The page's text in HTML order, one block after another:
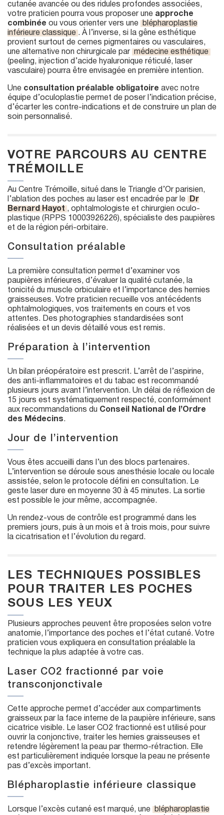
cutanée avancée ou des ridules profondes associées,
votre praticien pourra vous proposer une approche
combinée ou vous orienter vers une
blépharoplastie
inférieure classique . À l’inverse, si la gêne esthétique
provient surtout de cernes pigmentaires ou vasculaires,
une alternative non chirurgicale par médecine esthétique
(peeling, injection d’acide hyaluronique réticulé, laser
vasculaire) pourra être envisagée en première intention.
Une consultation préalable obligatoire avec notre
équipe d’oculoplastie permet de poser l’indication précise,
d’écarter les contre-indications et de construire un plan de
soin personnalisé.
VOTRE PARCOURS AU CENTRE
TRÉMOILLE
Au Centre Trémoille, situé dans le Triangle d’Or parisien,
l’ablation des poches au laser est encadrée par le
Dr
Bernard Hayot , ophtalmologiste et chirurgien oculo-
plastique (RPPS 10003926226), spécialiste des paupières
et de la région péri-orbitaire.
Consultation préalable
La première consultation permet d’examiner vos
paupières inférieures, d’évaluer la qualité cutanée, la
tonicité du muscle orbiculaire et l’importance des hernies
graisseuses. Votre praticien recueille vos antécédents
ophtalmologiques, vos traitements en cours et vos
attentes. Des photographies standardisées sont
réalisées et un devis détaillé vous est remis.
Préparation à l’intervention
Un bilan préopératoire est prescrit. L’arrêt de l’aspirine,
des anti-inflammatoires et du tabac est recommandé
plusieurs jours avant l’intervention. Un délai de réflexion de
15 jours est systématiquement respecté, conformément
aux recommandations du Conseil National de l’Ordre
des Médecins.
Jour de l’intervention
Vous êtes accueilli dans l’un des blocs partenaires.
L’intervention se déroule sous anesthésie locale ou locale
assistée, selon le protocole défini en consultation. Le
geste laser dure en moyenne 30 à 45 minutes. La sortie
est possible le jour même, accompagnée.
Un rendez-vous de contrôle est programmé dans les
premiers jours, puis à un mois et à trois mois, pour suivre
la cicatrisation et l’évolution du regard.
LES TECHNIQUES POSSIBLES
POUR TRAITER LES POCHES
SOUS LES YEUX
Plusieurs approches peuvent être proposées selon votre
anatomie, l’importance des poches et l’état cutané. Votre
praticien vous expliquera en consultation préalable la
technique la plus adaptée à votre cas.
Laser CO2 fractionné par voie
transconjonctivale
Cette approche permet d’accéder aux compartiments
graisseux par la face interne de la paupière inférieure, sans
cicatrice visible. Le laser CO2 fractionné est utilisé pour
ouvrir la conjonctive, traiter les hernies graisseuses et
retendre légèrement la peau par thermo-rétraction. Elle
est particulièrement indiquée lorsque la peau ne présente
pas d’excès important.
Blépharoplastie inférieure classique
Lorsque l’excès cutané est marqué, une blépharoplastie